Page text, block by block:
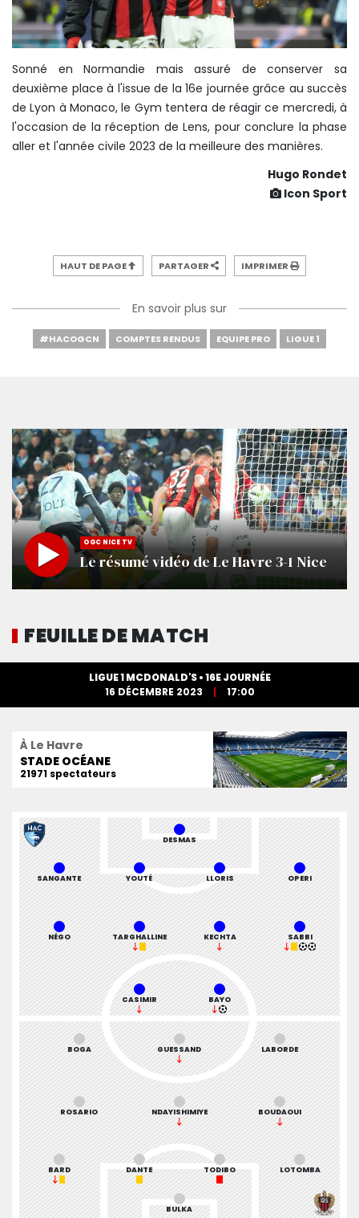
Sonné en Normandie mais assuré de conserver sa
deuxième place à l'issue de la 16e journée grâce au succès
de Lyon à Monaco, le Gym tentera de réagir ce mercredi, à
l'occasion de la réception de Lens, pour conclure la phase
aller et l'année civile 2023 de la meilleure des manières.
Hugo Rondet
Icon Sport
HAUT DE PAGE PARTAGER IMPRIMER
En savoir plus sur
#HACOGCN COMPTES RENDUS EQUIPE PRO LIGUE 1
OGC NICE TV
Le résumé vidéo de Le Havre 3-1 Nice
FEUILLE DE MATCH
LIGUE 1 MCDONALD'S • 16E JOURNÉE
16 DÉCEMBRE 2023
17:00
À Le Havre
STADE OCÉANE
21971 spectateurs
DESMAS
OPERI
YOUTÉ
SANGANTE LLORIS
SABBI
TARGHALLINE KECHTA
NÉGO
BAYO
CASIMIR
BULKA
DANTE LOTOMBA
BARD TODIBO
ROSARIO NDAYISHIMIYE BOUDAOUI
GUESSAND
BOGA LABORDE